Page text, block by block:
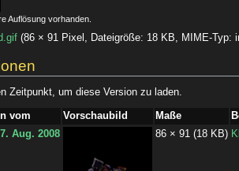
Auflösung vorhanden.
‎(86 × 91 Pixel, Dateigröße: 18 KB, MIME-Typ:
Zeitpunkt, um diese Version zu laden.
vom Vorschaubild Maße
Aug. 2008 86 × 91(18 KB)